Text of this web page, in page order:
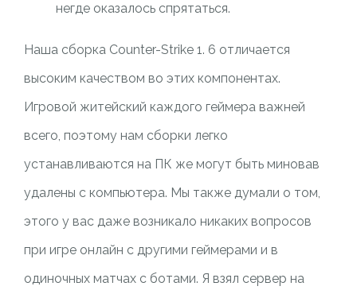
негде оказалось спрятаться.
Наша сборка Counter-Strike 1. 6 отличается
высоким качеством во этих компонентах.
Игровой житейский каждого геймера важней
всего, поэтому нам сборки легко
устанавливаются на ПК же могут быть миновав
удалены с компьютера. Мы также думали о том,
этого у вас даже возникало никаких вопросов
при игре онлайн с другими геймерами и в
одиночных матчах с ботами. Я взял сервер на